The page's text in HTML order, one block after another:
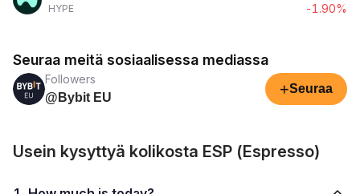
HYPE
-1.90%
Seuraa meitä sosiaalisessa mediassa
Followers
@Bybit EU
+Seuraa
Usein kysyttyä kolikosta ESP (Espresso)